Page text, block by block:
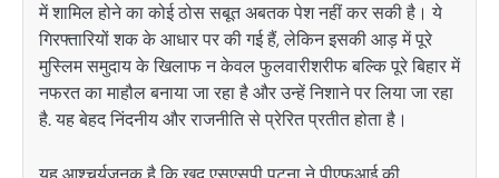
में शामिल होने का कोई ठोस सबूत अबतक पेश नहीं कर सकी है। ये
गिरफ्तारियों शक के आधार पर की गई हैं, लेकिन इसकी आड़ में पूरे
मुस्लिम समुदाय के खिलाफ न केवल फुलवारीशरीफ बल्कि पूरे बिहार में
नफरत का माहौल बनाया जा रहा है और उन्हें निशाने पर लिया जा रहा
है. यह बेहद निंदनीय और राजनीति से प्रेरित प्रतीत होता है।